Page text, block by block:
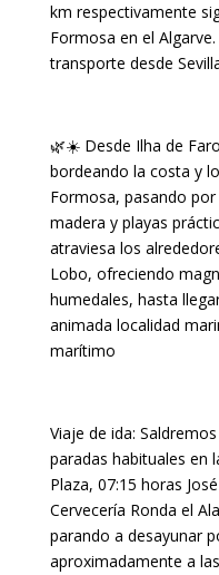
km respectivamente
Formosa en el
transporte desde
🌿☀️ Desde Ilha de
bordeando la costa y
Formosa, pasando
madera y playas
atraviesa los
Lobo, ofreciendo
humedales, hasta
animada localidad
marítimo
Viaje de ida:
paradas habituales en
Plaza, 07:15 horas
Cervecería Ronda el
parando a desayunar
aproximadamente a